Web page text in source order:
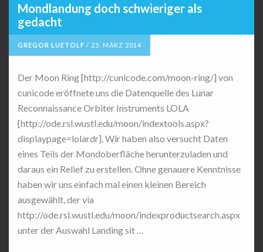
Mondlandung doch schwieriger als
gedacht
GREGOR LUETOLF / 25. MÄRZ 2014
Der Moon Ring [http://cunicode.com/moon-ring/] von
cunicode eröffnete uns die Datenquelle des Lunar
Reconnaissance Orbiter Instruments LOLA
[http://ode.rsl.wustl.edu/moon/indextools.aspx?
displaypage=lolardr]. Wir haben also versucht Daten
eines Teils der Mondoberfläche herunterzuladen und
daraus ein Relief zu erstellen. Ohne genauere Kenntnisse
haben wir uns einfach mal einen kleinen Bereich
ausgewählt, der via
http://ode.rsl.wustl.edu/moon/indexproductsearch.aspx
unter der Auswahl Landing sit …